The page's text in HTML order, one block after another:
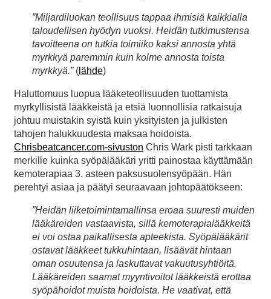
”Miljardiluokan teollisuus tappaa ihmisiä kaikkialla
taloudellisen hyödyn vuoksi. Heidän tutkimustensa
tavoitteena on tutkia toimiiko kaksi annosta yhtä
myrkkyä paremmin kuin kolme annosta toista
myrkkyä.”( lähde)
Haluttomuus luopua lääketeollisuuden tuottamista
myrkyllisistä lääkkeistä ja etsiä luonnollisia ratkaisuja
johtuu muistakin syistä kuin yksityisten ja julkisten
tahojen halukkuudesta maksaa hoidoista.
Chrisbeatcancer.com-sivuston Chris Wark pisti tarkkaan
merkille kuinka syöpälääkäri yritti painostaa käyttämään
kemoterapiaa 3. asteen paksusuolensyöpään. Hän
perehtyi asiaa ja päätyi seuraavaan johtopäätökseen:
”Heidän liiketoimintamallinsa eroaa suuresti muiden
lääkäreiden vastaavista, sillä kemoterapialääkkeitä
ei voi ostaa paikallisesta apteekista. Syöpälääkärit
ostavat lääkkeet tukkuhintaan, lisäävät hintaan
oman osuutensa ja laskuttavat vakuutusyhtiöitä.
Lääkäreiden saamat myyntivoitot lääkkeistä erottaa
syöpähoidot muista hoidoista. He vaativat, että